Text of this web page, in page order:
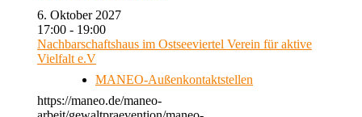
6. Oktober 2027
17:00 - 19:00
Nachbarschaftshaus im Ostseeviertel Verein für aktive
Vielfalt e.V
MANEO-Außenkontaktstellen
https://maneo.de/maneo-